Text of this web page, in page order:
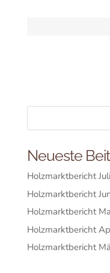
Neueste
Holzmarktbericht
Holzmarktbericht
Holzmarktbericht
Holzmarktbericht
Holzmarktbericht